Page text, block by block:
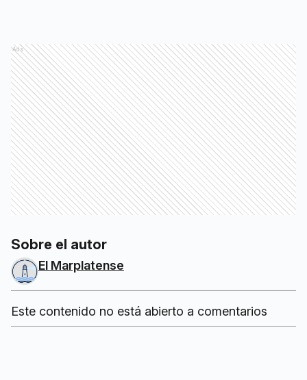
Ads
Sobre el autor
El Marplatense
Este contenido no está abierto a comentarios